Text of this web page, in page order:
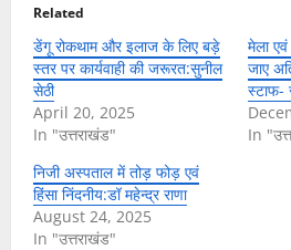
Related
डेंगू रोकथाम और इलाज के लिए बड़े
स्तर पर कार्यवाही की जरूरत:सुनील
सेठी
April 20, 2025
In "उत्तराखंड"
मेला
जाए
स्टाफ-
In
निजी अस्पताल में तोड़ फोड़ एवं
हिंसा निंदनीय:डॉ महेन्द्र राणा
August 24, 2025
In "उत्तराखंड"